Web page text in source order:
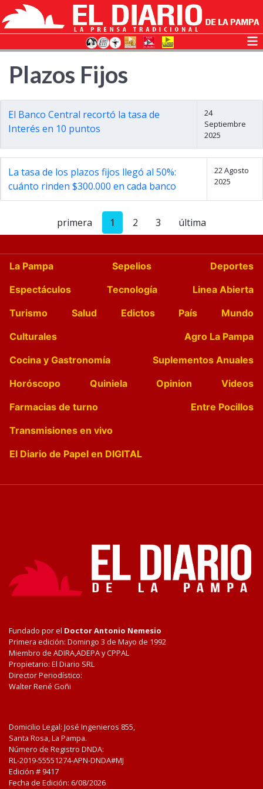
Plazos Fijos
El Banco Central recortó la tasa de
Interés en 10 puntos
24
Septiembre
2025
La tasa de los plazos fijos llegó al 50%:
cuánto rinden $300.000 en cada banco
22 Agosto
2025
primera 1 2 3 última
La Pampa Sepelios
Deportes
Espectáculos
Tecnología
Linea Abierta
Turismo
Salud Edictos País
Mundo
Culturales
Agro La Pampa
Cocina y Gastronomía
Suplementos Anuales
Horóscopo
Quiniela Opinion
Videos
Farmacias de turno
Entre Pocillos
Transmisiones en vivo
El Diario de Papel en DIGITAL
Fundado por el Doctor Antonio Nemesio
Primera edición: Domingo 3 de Mayo de 1992
Miembro de ADIRA,ADEPA y CPPAL
Propietario: El Diario SRL
Director Periodístico:
Walter René Goñi
Domicilio Legal: José Ingenieros 855,
Santa Rosa, La Pampa.
Número de Registro DNDA:
RL-2019-55551274-APN-DNDA#MJ
Edición # 9417
Fecha de Edición: 6/08/2026